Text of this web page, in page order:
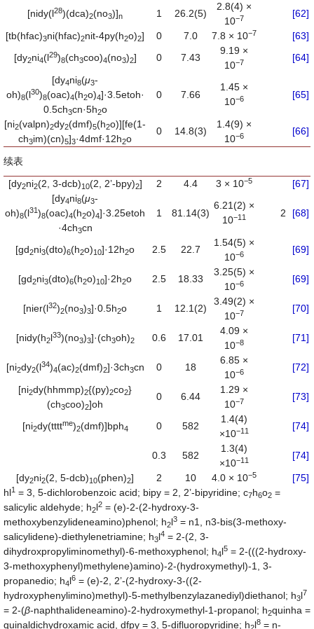
[nidy(l28)(dca)2(no3)]n 1 26.2(5)
2.8(4) ×
10−7
[62]
[tb(hfac)3ni(hfac)2nit-4py(h2o)2] 0 7.0 7.8 × 10−7
[63]
[dy2ni4(l29)8(ch3coo)4(no3)2] 0 7.43
9.19 ×
10−7
[64]
[dy4ni8(μ3-
oh)8(l30)8(oac)4(h2o)4]·3.5etoh·
0.5ch3cn·5h2o
0 7.66
1.45 ×
10−6 [65]
[ni2(valpn)2dy2(dmf)5(h2o)][fe(1-
ch3im)(cn)5]3·4dmf·12h2o
0 14.8(3)
1.4(9) ×
10−6 [66]
续表
[dy2ni2(2, 3-dcb)10(2, 2’-bpy)2] 2 4.4 3 × 10−5
[67]
[dy4ni8(μ3-
oh)8(l31)8(oac)4(h2o)4]·3.25etoh
·4ch3cn
1 81.14(3)
6.21(2) ×
10−11 2 [68]
[gd2ni3(dto)6(h2o)10]·12h2o 2.5 22.7
1.54(5) ×
10−6 [69]
[gd2ni3(dto)6(h2o)10]·2h2o 2.5 18.33
3.25(5) ×
10−6 [69]
[nier(l32)2(no3)3]·0.5h2o 1 12.1(2)
3.49(2) ×
10−7 [70]
[nidy(h2l33)(no3)3]·(ch3oh)2 0.6 17.01
4.09 ×
10−8 [71]
[ni2dy2(l34)4(ac)2(dmf)2]·3ch3cn 0 18
6.85 ×
10−6
[72]
[ni2dy(hhmmp)2{(py)2co2}
(ch3coo)2]oh
0 6.44
1.29 ×
10−7 [73]
[ni2dy(ttttme)2(dmf)]bph4 0 582
1.4(4)
×10−11 [74]
0.3 582
1.3(4)
×10−11
[74]
[dy2ni2(2, 5-dcb)10(phen)2] 2 10 4.0 × 10−5
[75]
hl1 = 3, 5-dichlorobenzoic acid; bipy = 2, 2’-bipyridine; c7h6o2 =
salicylic aldehyde; h2l2 = (e)-2-(2-hydroxy-3-
methoxybenzylideneamino)phenol; h2l3 = n1, n3-bis(3-methoxy-
salicylidene)-diethylenetriamine; h3l4 = 2-(2, 3-
dihydroxpropyliminomethyl)-6-methoxyphenol; h4l5 = 2-(((2-hydroxy-
3-methoxyphenyl)methylene)amino)-2-(hydroxymethyl)-1, 3-
propanedio; h4l6 = (e)-2, 2’-(2-hydroxy-3-((2-
hydroxyphenylimino)methyl)-5-methylbenzylazanediyl)diethanol; h3l7
= 2-(β-naphthalideneamino)-2-hydroxymethyl-1-propanol; h2quinha =
quinaldichydroxamic acid, dfpy = 3, 5-difluoropyridine; h l8 = n-